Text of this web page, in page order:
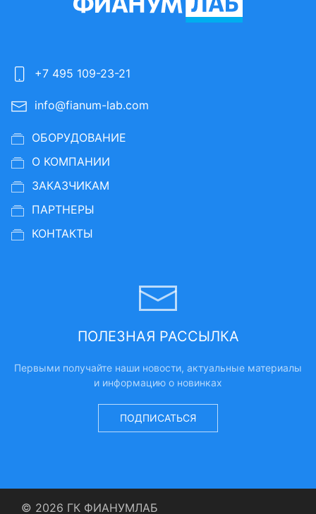
+7 495 109-23-21
info@fianum-lab.com
ОБОРУДОВАНИЕ
О КОМПАНИИ
ЗАКАЗЧИКАМ
ПАРТНЕРЫ
КОНТАКТЫ
ПОЛЕЗНАЯ РАССЫЛКА
Первыми получайте наши новости, актуальные материалы
и информацию о новинках
ПОДПИСАТЬСЯ
© 2026 ГК ФИАНУМЛАБ